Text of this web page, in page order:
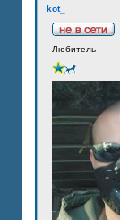
kot_
Любитель